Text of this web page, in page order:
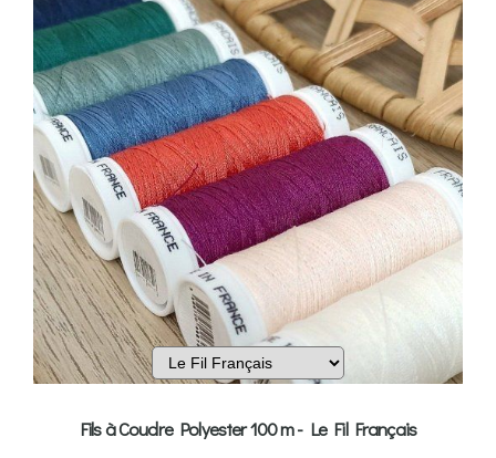
Fils à Coudre Polyester 100 m - Le Fil Français